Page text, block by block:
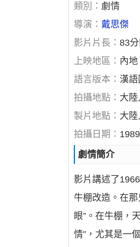
類別： 劇情
導演：戴思傑
影片片長：83
上映地區： 內地
語言版本： 漢
拍攝地點： 大陸
製片地點： 大陸,
拍攝日期：
劇情簡介
影片講述了
牛棚改造。在
眼”。在牛棚，
情”，尤其是一